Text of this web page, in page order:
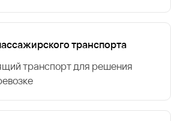
транспорта
транспорт для решения